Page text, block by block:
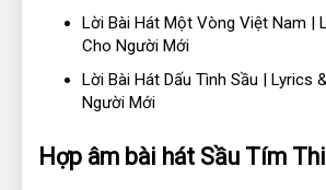
Lời Bài Hát Một Vòng Việt Nam |
Cho Người Mới
Lời Bài Hát Dấu Tình Sầu | Lyrics
Người Mới
Hợp âm bài hát Sầu Tím